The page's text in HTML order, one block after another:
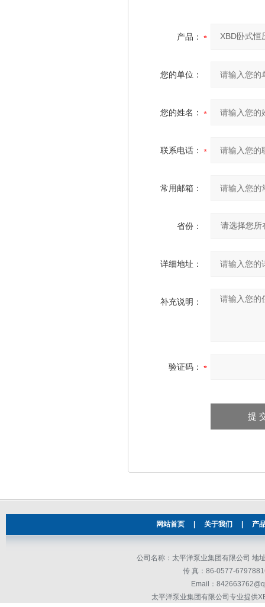
产品：
您的单位：
您的姓名：
联系电话：
常用邮箱：
省份：
详细地址：
补充说明：
验证码：
网站首页 关于我们 产
公司名称：太平洋泵业集团有限公司 地
传 真：86-0577-
Email：
太平洋泵业集团有限公司专业提供